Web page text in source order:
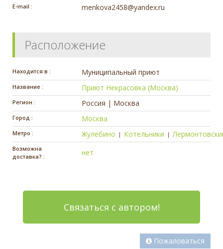
E-mail : menkova2458@yandex.ru
Расположение
Находится в : Муниципальный приют
Название : Приют Некрасовка (Москва)
Регион : Россия | Москва
Город : Москва
Метро : Жулебино | Котельники |
Возможна
доставка? :
нет
Связаться с автором!
Пожаловаться